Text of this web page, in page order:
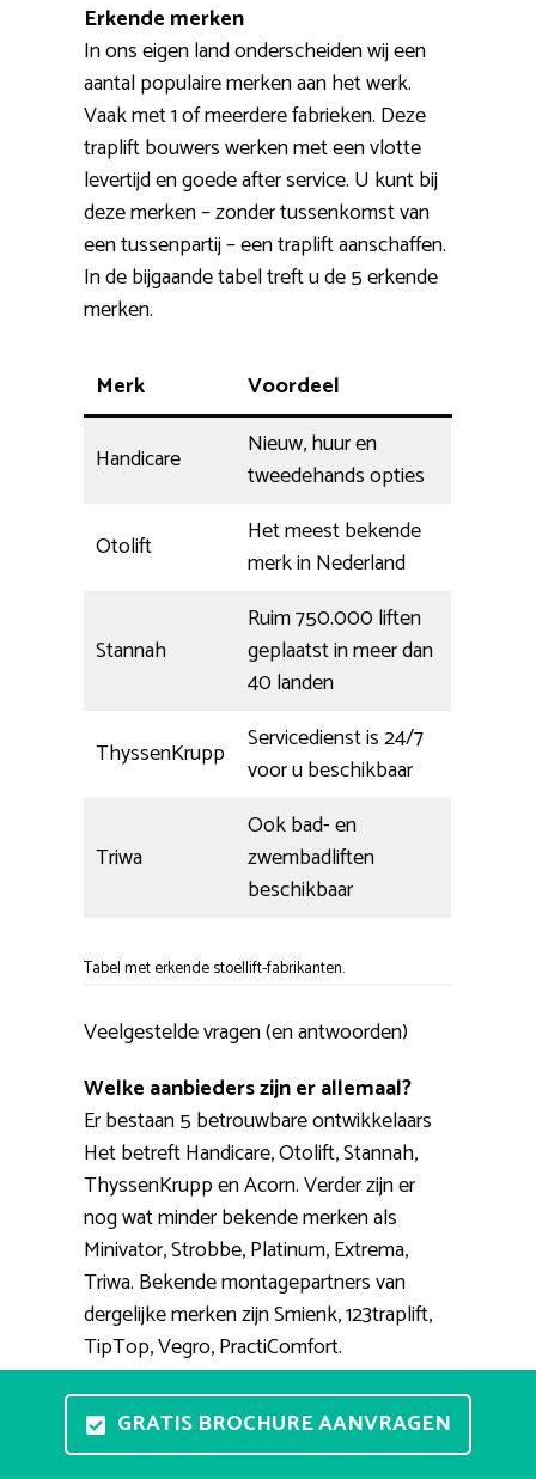
Erkende merken
In ons eigen land onderscheiden wij een
aantal populaire merken aan het werk.
Vaak met 1 of meerdere fabrieken. Deze
traplift bouwers werken met een vlotte
levertijd en goede after service. U kunt bij
deze merken – zonder tussenkomst van
een tussenpartij – een traplift aanschaffen.
In de bijgaande tabel treft u de 5 erkende
merken.
Merk Voordeel
Handicare
Nieuw, huur en
tweedehands opties
Otolift
Het meest bekende
merk in Nederland
Stannah
Ruim 750.000 liften
geplaatst in meer dan
40 landen
ThyssenKrupp
Servicedienst is 24/7
voor u beschikbaar
Triwa
Ook bad- en
zwembadliften
beschikbaar
Tabel met erkende stoellift-fabrikanten.
Veelgestelde vragen (en antwoorden)
Welke aanbieders zijn er allemaal?
Er bestaan 5 betrouwbare ontwikkelaars
Het betreft Handicare, Otolift, Stannah,
ThyssenKrupp en Acorn. Verder zijn er
nog wat minder bekende merken als
Minivator, Strobbe, Platinum, Extrema,
Triwa. Bekende montagepartners van
dergelijke merken zijn Smienk, 123traplift,
TipTop, Vegro, PractiComfort.
Kan ik vrijblijvend een traplift
proberen?
GRATIS BROCHURE AANVRAGEN